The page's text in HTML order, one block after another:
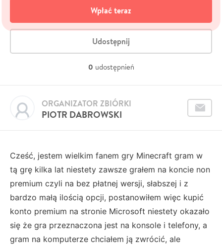
Wpłać teraz
Udostępnij
0 udostępnień
PIOTR DABROWSKI
ORGANIZATOR ZBIÓRKI
Cześć, jestem wielkim fanem gry Minecraft gram w
tą grę kilka lat niestety zawsze grałem na koncie non
premium czyli na bez płatnej wersji, słabszej i z
bardzo małą ilością opcji, postanowiłem więc kupić
konto premium na stronie Microsoft niestety okazało
się że gra przeznaczona jest na konsole i telefony, a
gram na komputerze chciałem ją zwrócić, ale